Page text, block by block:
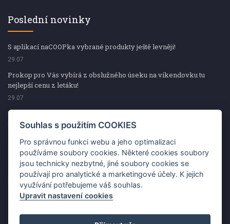
Poslední novinky
S aplikací naCOOPka vybrané produkty ještě levněji!
29.07
Prokop pro Vás vybírá z obslužného úseku na víkendovku tu
nejlepší cenu z letáku!
29.07
Prokop pro Vás vybírá z obslužného úseku na víkendovku tu
nejlepší cenu z letáku!
Kup špekáčky od Váhaly a vyhraj s naCOOPkou sekerku Fiskars
29.07
Prokop pro Vás vybírá na víkendovku ty nejlepší ceny z letáku!
29.07
Souhlas s použitím COOKIES
Pro správnou funkci webu a jeho optimalizaci
používáme soubory cookies. Některé cookies soubory
jsou technicky nezbytné, jiné soubory cookies se
používají pro analytické a marketingové účely. K jejich
využívání potřebujeme váš souhlas.
Upravit nastavení cookies